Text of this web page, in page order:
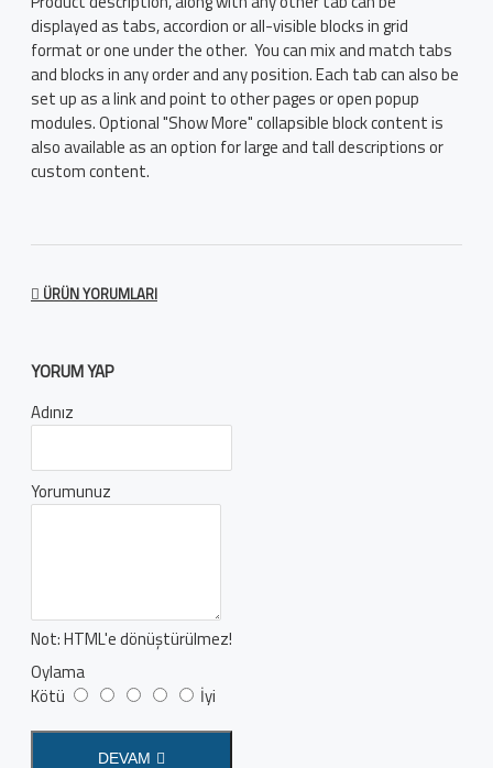
displayed as tabs, accordion or all-visible blocks in grid
format or one under the other. You can mix and match tabs
and blocks in any order and any position. Each tab can also be
set up as a link and point to other pages or open popup
modules. Optional "Show More" collapsible block content is
also available as an option for large and tall descriptions or
custom content.
ÜRÜN YORUMLARI
YORUM YAP
Adınız
Yorumunuz
Not:HTML'e dönüştürülmez!
Oylama
Kötü
İyi
DEVAM